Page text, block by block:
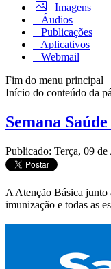
Imagens
Áudios
Publicações
Aplicativos
Webmail
Fim do menu principal
Início do conteúdo da
Semana
Publicado: Terça, 09
A Atenção Básica junto
imunização e todas as